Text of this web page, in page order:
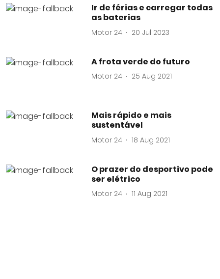
Ir de férias e carregar todas
as baterias
Motor 24 20 Jul 2023
A frota verde do futuro
Motor 24 25 Aug 2021
Mais rápido e mais
sustentável
Motor 24 18 Aug 2021
O prazer do desportivo pode
ser elétrico
Motor 24 11 Aug 2021